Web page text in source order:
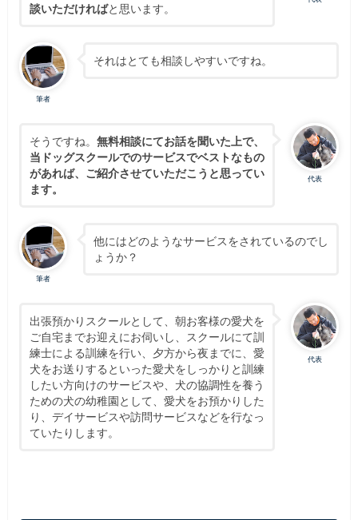
談いただければと思います。
筆者
それはとても相談しやすいですね。
代表
そうですね。 無料相談にてお話を聞いた上で、
当ドッグスクールでのサービスでベストなもの
があれば、ご紹介させていただこうと思ってい
ます。
筆者
他にはどのようなサービスをされているのでし
ょうか？
代表
出張預かりスクールとして、朝お客様の愛犬を
ご自宅までお迎えにお伺いし、スクールにて訓
練士による訓練を行い、夕方から夜までに、愛
犬をお送りするといった愛犬をしっかりと訓練
したい方向けのサービスや、犬の協調性を養う
ための犬の幼稚園として、愛犬をお預かりした
り、デイサービスや訪問サービスなどを行なっ
ていたりします。